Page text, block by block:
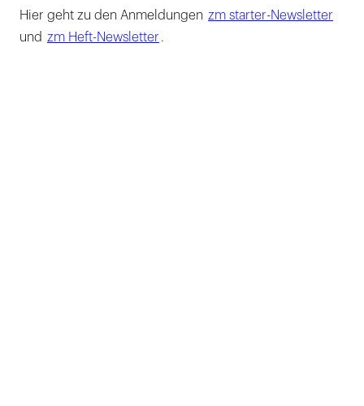
Hier geht zu den Anmeldungen zm starter-Newsletter
und zm Heft-Newsletter .